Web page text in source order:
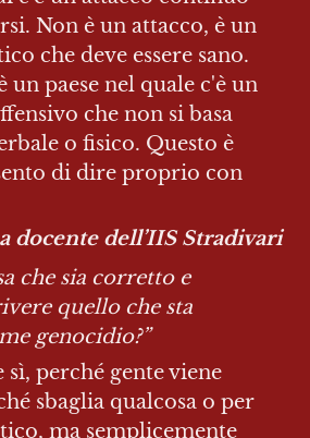
Non è un attacco, è un
che deve essere sano.
un paese nel quale c'è un
che non si basa
o fisico. Questo è
di dire proprio con
docente dell’IIS Stradivari
che sia corretto e
quello che sta
genocidio?”
sì, perché gente viene
sbaglia qualcosa o per
ma semplicemente